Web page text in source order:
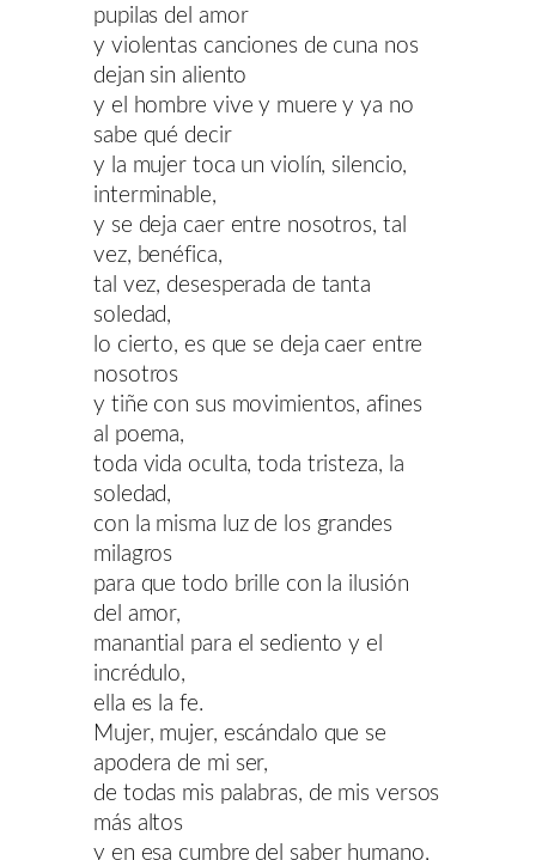
pupilas del amor
y violentas canciones de cuna nos
dejan sin aliento
y el hombre vive y muere y ya no
sabe qué decir
y la mujer toca un violín, silencio,
interminable,
y se deja caer entre nosotros, tal
vez, benéfica,
tal vez, desesperada de tanta
soledad,
lo cierto, es que se deja caer entre
nosotros
y tiñe con sus movimientos, afines
al poema,
toda vida oculta, toda tristeza, la
soledad,
con la misma luz de los grandes
milagros
para que todo brille con la ilusión
del amor,
manantial para el sediento y el
incrédulo,
ella es la fe.
Mujer, mujer, escándalo que se
apodera de mi ser,
de todas mis palabras, de mis versos
más altos
y en esa cumbre del saber humano,